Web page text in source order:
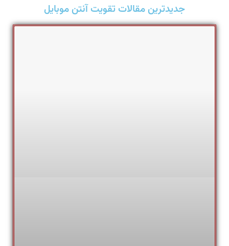
جدیدترین مقالات تقویت آنتن موبایل